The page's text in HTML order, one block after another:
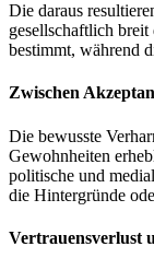
Die daraus
gesellschaftlich
bestimmt, während
Zwischen
Die bewusste
Gewohnheiten
politische und
die Hintergründe
Vertrauensverlust